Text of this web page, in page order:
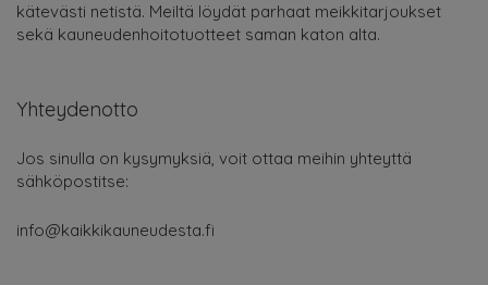
kätevästi netistä. Meiltä löydät parhaat meikkitarjoukset
sekä kauneudenhoitotuotteet saman katon alta.
Yhteydenotto
Jos sinulla on kysymyksiä, voit ottaa meihin yhteyttä
sähköpostitse:
info@kaikkikauneudesta.fi